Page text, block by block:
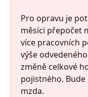
Pro opravu je
měsíci přepočet
více pracovních
výše
změně celkové
pojistného.
mzda.